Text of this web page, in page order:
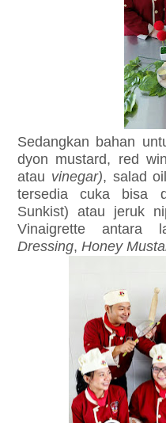
Sedangkan bahan
dyon mustard, red
atau vinegar), salad
tersedia cuka bisa
Sunkist) atau jeruk
Vinaigrette
Dressing, Honey